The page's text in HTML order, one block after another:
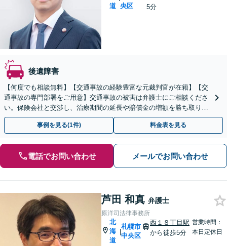
道 央区
5分
後遺障害
【何度でも相談無料】【交通事故の経験豊富な元裁判官が在籍】【交
通事故の専門部署をご用意】交通事故の被害は弁護士にご相談くださ
い。保険会社と交渉し、治療期間の延長や賠償金の増額を勝ち取りま
す。後遺障害の等級認定の手続きなどもお任せください。
事例を見る(1件) 料金表を見る
電話でお問い合わせ メールでお問い合わせ
芦田 和真 弁護士
原洋司法律事務所
北
海
道
|
札幌市
中央区
西１８丁目駅
から徒歩5分
営業時間：
本日定休日